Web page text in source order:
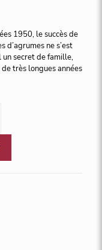
1950, le succès de
d’agrumes ne s’est
un secret de famille,
très longues années